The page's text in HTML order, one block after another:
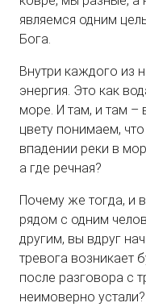
являемся одним
Бога.
Внутри каждого из
энергия. Это как
море. И там, и там –
цвету понимаем,
впадении реки в
а где речная?
Почему же тогда, и
рядом с одним
другим, вы вдруг
тревога возникает
после разговора с
неимоверно